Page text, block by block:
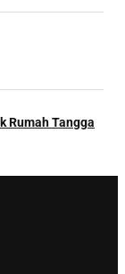
Rumah Tangga